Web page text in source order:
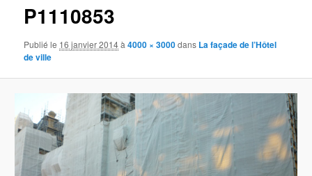
P1110853
Publié le 16 janvier 2014à4000 × 3000dans La façade de l’Hôtel
de ville